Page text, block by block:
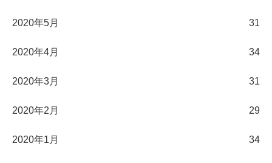
2020年5月 31
2020年4月 34
2020年3月 31
2020年2月 29
2020年1月 34